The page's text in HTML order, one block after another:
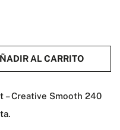
AL CARRITO
– Creative Smooth 240